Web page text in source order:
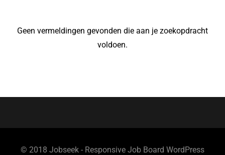
Geen vermeldingen gevonden die aan je zoekopdracht
voldoen.
© 2018 Jobseek - Responsive Job Board WordPress